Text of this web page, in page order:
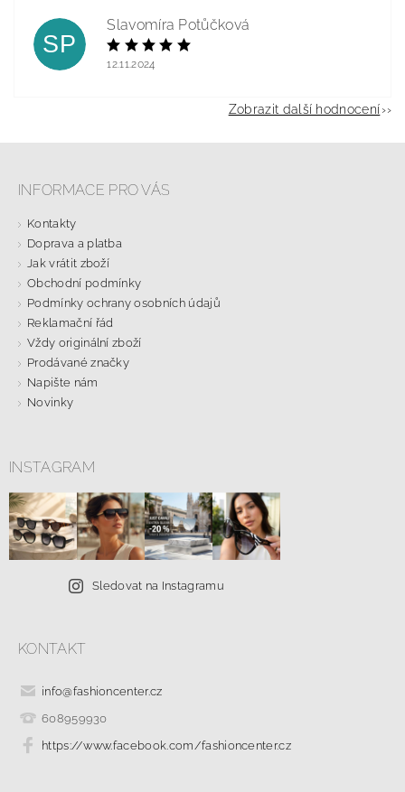
SP
Slavomíra Potůčková
12.11.2024
Zobrazit další hodnocení
INFORMACE PRO VÁS
Kontakty
Doprava a platba
Jak vrátit zboží
Obchodní podmínky
Podmínky ochrany osobních údajů
Reklamační řád
Vždy originální zboží
Prodávané značky
Napište nám
Novinky
INSTAGRAM
Sledovat na Instagramu
KONTAKT
info@fashioncenter.cz
608959930
https://www.facebook.com/fashioncenter.cz